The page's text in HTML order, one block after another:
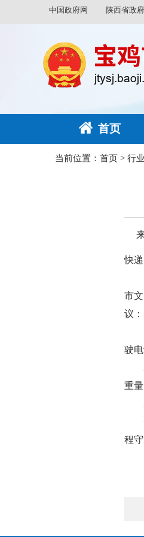
中国政府网 陕西省政府
首页
当前位置： 首页 > 行
快
市
议：
驶
重
程